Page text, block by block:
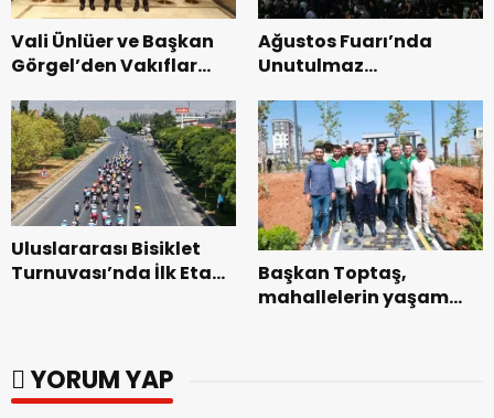
Vali Ünlüer ve Başkan
Görgel’den Vakıflar
ziyaret.
Ağustos Fuarı’nda
Unutulmaz
Uluslararası Bisiklet
Turnuvası’nda İlk Etap
Başkan Toptaş,
mahallelerin yaşam
YORUM YAP